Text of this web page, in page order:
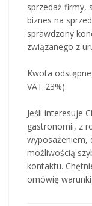
sprzedaż firmy,
biznes na
sprawdzony
związanego z
Kwota
VAT 23%).
Jeśli interesuje
gastronomii, z
wyposażeniem,
możliwością
kontaktu.
omówię